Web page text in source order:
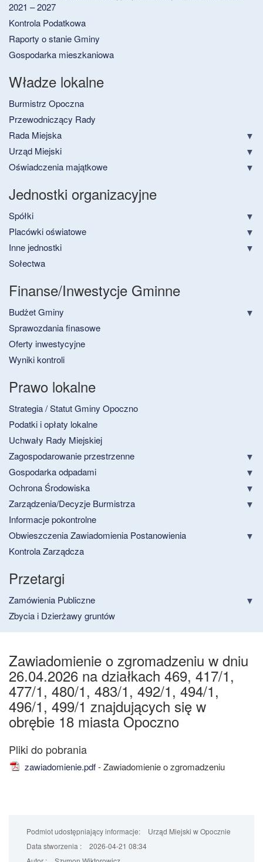
2021 – 2027
Kontrola Podatkowa
Raporty o stanie Gminy
Gospodarka mieszkaniowa
Władze lokalne
Burmistrz Opoczna
Przewodniczący Rady
Rada Miejska
Urząd Miejski
Oświadczenia majątkowe
Jednostki organizacyjne
Spółki
Placówki oświatowe
Inne jednostki
Sołectwa
Finanse/Inwestycje Gminne
Budżet Gminy
Sprawozdania finasowe
Oferty inwestycyjne
Wyniki kontroli
Prawo lokalne
Strategia / Statut Gminy Opoczno
Podatki i opłaty lokalne
Uchwały Rady Miejskiej
Zagospodarowanie przestrzenne
Gospodarka odpadami
Ochrona Środowiska
Zarządzenia/Decyzje Burmistrza
Informacje pokontrolne
Obwieszczenia Zawiadomienia Postanowienia
Kontrola Zarządcza
Przetargi
Zamówienia Publiczne
Zbycia i Dzierżawy gruntów
Zawiadomienie o zgromadzeniu w dniu
26.04.2026 na działkach 469, 417/1,
477/1, 480/1, 483/1, 492/1, 494/1,
496/1, 499/1 znajdujących się w
obrębie 18 miasta Opoczno
zawiadomienie.pdf- Zawiadomienie o zgromadzeniu
Podmiot udostępniający informacje:
Urząd Miejski w Opocznie
Data stworzenia :
2026-04-21 08:34